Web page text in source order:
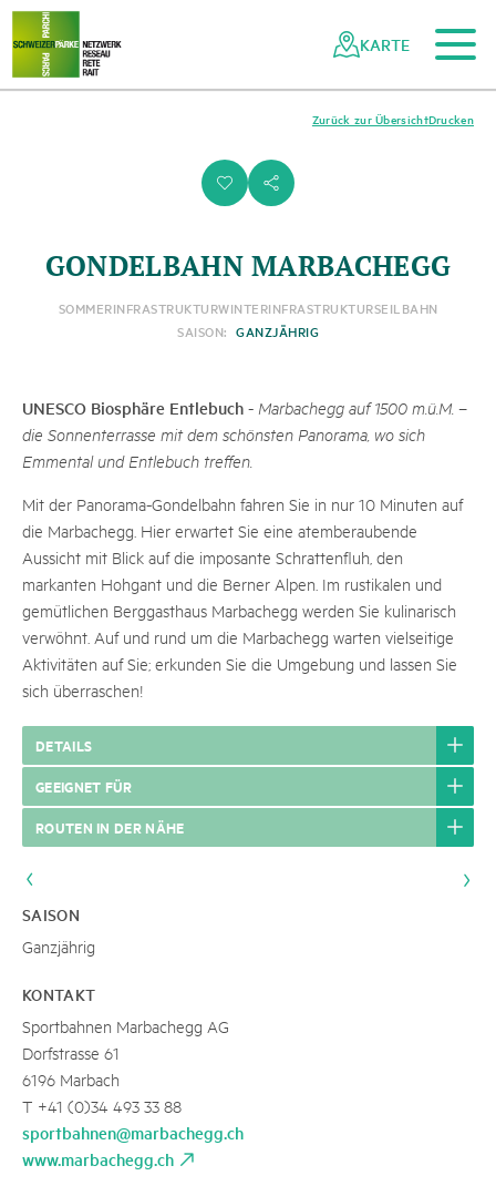
Navigieren
Netzwerk
Schweizer
Schnellnavigation
Zum Hauptinhalt
Zur mobilen Navigation
Zur Suche
Zum Fussbereich
Zur Sitemap
KARTE
i s
Drucken
Zurück zur Übersicht
GONDELBAHN MARBACHEGG
SOMMERINFRASTRUKTURWINTERINFRASTRUKTURSEILBAHN
SAISON: GANZJÄHRIG
UNESCO Biosphäre Entlebuch - Marbachegg auf 1500 m.ü.M. –
die Sonnenterrasse mit dem schönsten Panorama, wo sich
Emmental und Entlebuch treffen.
Mit der Panorama-Gondelbahn fahren Sie in nur 10 Minuten auf
die Marbachegg. Hier erwartet Sie eine atemberaubende
Aussicht mit Blick auf die imposante Schrattenfluh, den
markanten Hohgant und die Berner Alpen. Im rustikalen und
gemütlichen Berggasthaus Marbachegg werden Sie kulinarisch
verwöhnt. Auf und rund um die Marbachegg warten vielseitige
Aktivitäten auf Sie; erkunden Sie die Umgebung und lassen Sie
sich überraschen!
DETAILS
GEEIGNET FÜR
ROUTEN IN DER NÄHE
SAISON
Ganzjährig
KONTAKT
Sportbahnen Marbachegg AG
Dorfstrasse 61
6196 Marbach
T +41 (0)34 493 33 88
sportbahnen@marbachegg.ch
www.marbachegg.ch